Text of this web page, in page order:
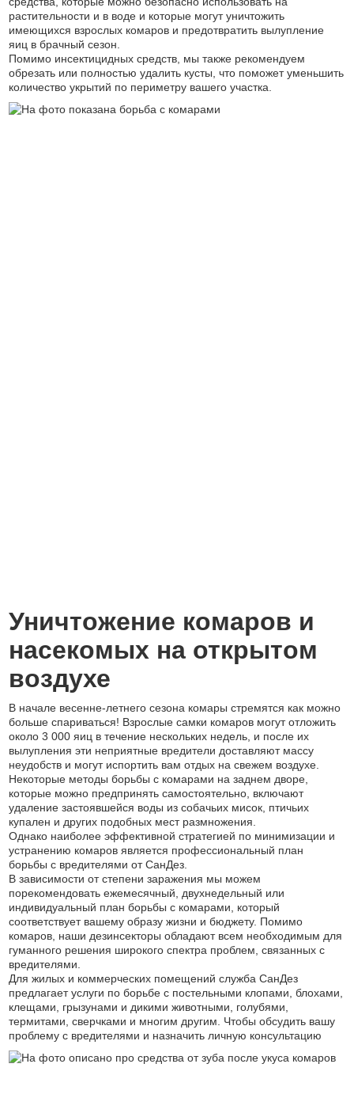
растительности и в воде и которые могут уничтожить
имеющихся взрослых комаров и предотвратить вылупление
яиц в брачный сезон.
Помимо инсектицидных средств, мы также рекомендуем
обрезать или полностью удалить кусты, что поможет уменьшить
количество укрытий по периметру вашего участка.
Уничтожение комаров и
насекомых на открытом
воздухе
В начале весенне-летнего сезона комары стремятся как можно
больше спариваться! Взрослые самки комаров могут отложить
около 3 000 яиц в течение нескольких недель, и после их
вылупления эти неприятные вредители доставляют массу
неудобств и могут испортить вам отдых на свежем воздухе.
Некоторые методы борьбы с комарами на заднем дворе,
которые можно предпринять самостоятельно, включают
удаление застоявшейся воды из собачьих мисок, птичьих
купален и других подобных мест размножения.
Однако наиболее эффективной стратегией по минимизации и
устранению комаров является профессиональный план
борьбы с вредителями от СанДез.
В зависимости от степени заражения мы можем
порекомендовать ежемесячный, двухнедельный или
индивидуальный план борьбы с комарами, который
соответствует вашему образу жизни и бюджету. Помимо
комаров, наши дезинсекторы обладают всем необходимым для
гуманного решения широкого спектра проблем, связанных с
вредителями.
Для жилых и коммерческих помещений служба СанДез
предлагает услуги по борьбе с постельными клопами, блохами,
клещами, грызунами и дикими животными, голубями,
термитами, сверчками и многим другим. Чтобы обсудить вашу
проблему с вредителями и назначить личную консультацию